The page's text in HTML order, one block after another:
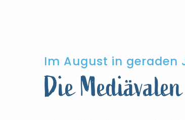
Im August in geraden
Die Mediävalen